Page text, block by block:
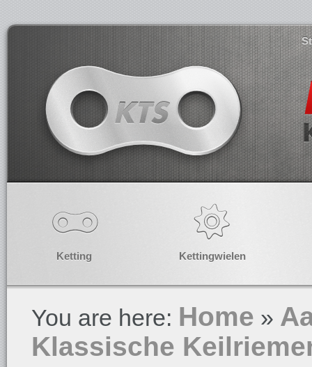
Ketting Kettingwielen
You are here: Home »
Klassische